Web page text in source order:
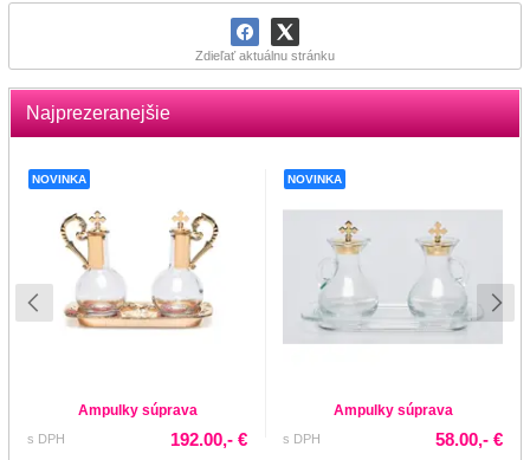
Zdieľať aktuálnu stránku
Najprezeranejšie
NOVINKA
Ampulky súprava
s DPH 192.00,- €
NOVINKA
Ampulky súprava
s DPH 58.00,- €